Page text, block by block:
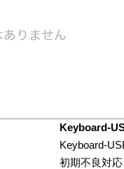
Keyboard-
Keyboard-
初期不良対